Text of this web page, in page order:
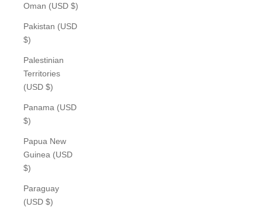
Oman (USD $)
Pakistan (USD
$)
Palestinian
Territories
(USD $)
Panama (USD
$)
Papua New
Guinea (USD
$)
Paraguay
(USD $)